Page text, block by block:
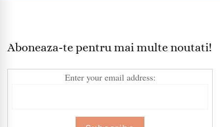
Aboneaza-te pentru mai multe noutati!
Enter your email address: